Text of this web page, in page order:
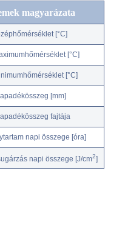
magyarázata
[°C]
[°C]
[°C]
[mm]
fajtája
napi összege [óra]
napi összege [J/cm2]